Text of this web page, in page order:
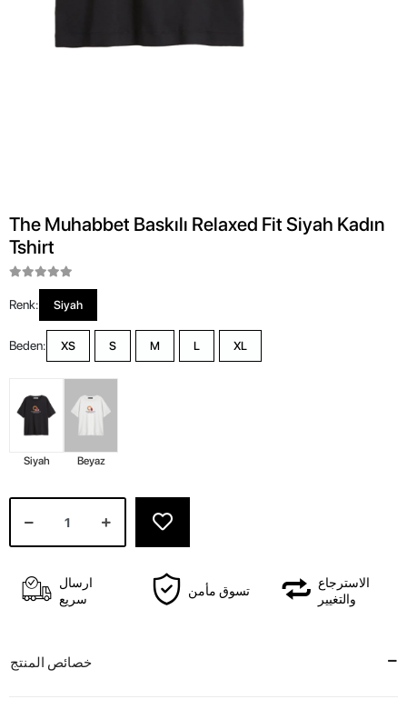
The Muhabbet Baskılı Relaxed Fit Siyah Kadın
Tshirt
Renk: Siyah
Beden: XS S M L XL
Siyah Beyaz
ارسال
سريع
تسوق مأمن
الاسترجاع
والتغيير
خصائص المنتج